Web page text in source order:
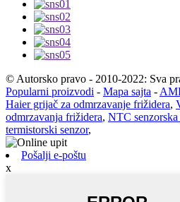
© Autorsko pravo - 2010-2022: Sva
Popularni proizvodi - Mapa sajta -
Haier grijač za odmrzavanje frižidera,
odmrzavanja frižidera, NTC senzorska
termistorski senzor,
Pošalji e-poštu
x